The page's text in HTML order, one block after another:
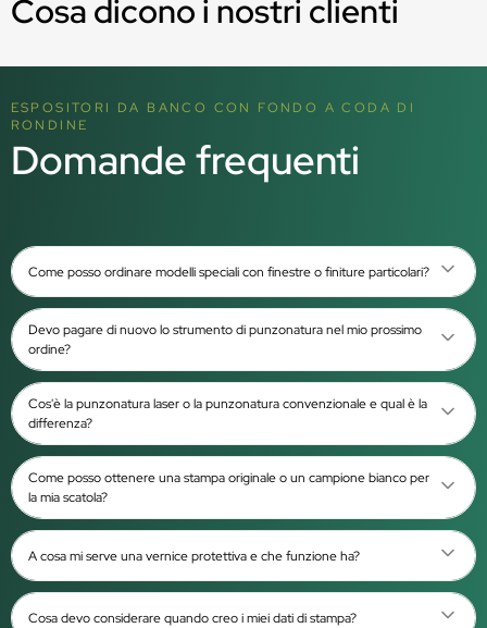
Cosa dicono i nostri clienti
ESPOSITORI DA BANCO CON FONDO A CODA DI
RONDINE
Domande frequenti
Come posso ordinare modelli speciali con finestre o finiture particolari?
Devo pagare di nuovo lo strumento di punzonatura nel mio prossimo
ordine?
Cos'è la punzonatura laser o la punzonatura convenzionale e qual è la
differenza?
Come posso ottenere una stampa originale o un campione bianco per
la mia scatola?
A cosa mi serve una vernice protettiva e che funzione ha?
Cosa devo considerare quando creo i miei dati di stampa?